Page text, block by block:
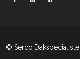
© Serco